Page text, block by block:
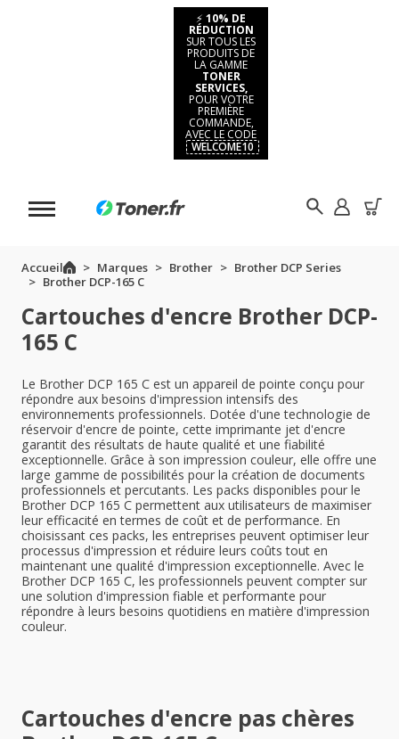
⚡ 10% DE
RÉDUCTION
SUR TOUS LES
PRODUITS DE
LA GAMME
TONER
SERVICES,
POUR VOTRE
PREMIÈRE
COMMANDE,
AVEC LE CODE
WELCOME10
Accueil Marques Brother
Brother DCP Series
Brother DCP-165 C
Cartouches d'encre Brother DCP-
165 C
Le Brother DCP 165 C est un appareil de pointe conçu pour
répondre aux besoins d'impression intensifs des
environnements professionnels. Dotée d'une technologie de
réservoir d'encre de pointe, cette imprimante jet d'encre
garantit des résultats de haute qualité et une fiabilité
exceptionnelle. Grâce à son impression couleur, elle offre une
large gamme de possibilités pour la création de documents
professionnels et percutants. Les packs disponibles pour le
Brother DCP 165 C permettent aux utilisateurs de maximiser
leur efficacité en termes de coût et de performance. En
choisissant ces packs, les entreprises peuvent optimiser leur
processus d'impression et réduire leurs coûts tout en
maintenant une qualité d'impression exceptionnelle. Avec le
Brother DCP 165 C, les professionnels peuvent compter sur
une solution d'impression fiable et performante pour
répondre à leurs besoins quotidiens en matière d'impression
couleur.
Cartouches d'encre pas chères